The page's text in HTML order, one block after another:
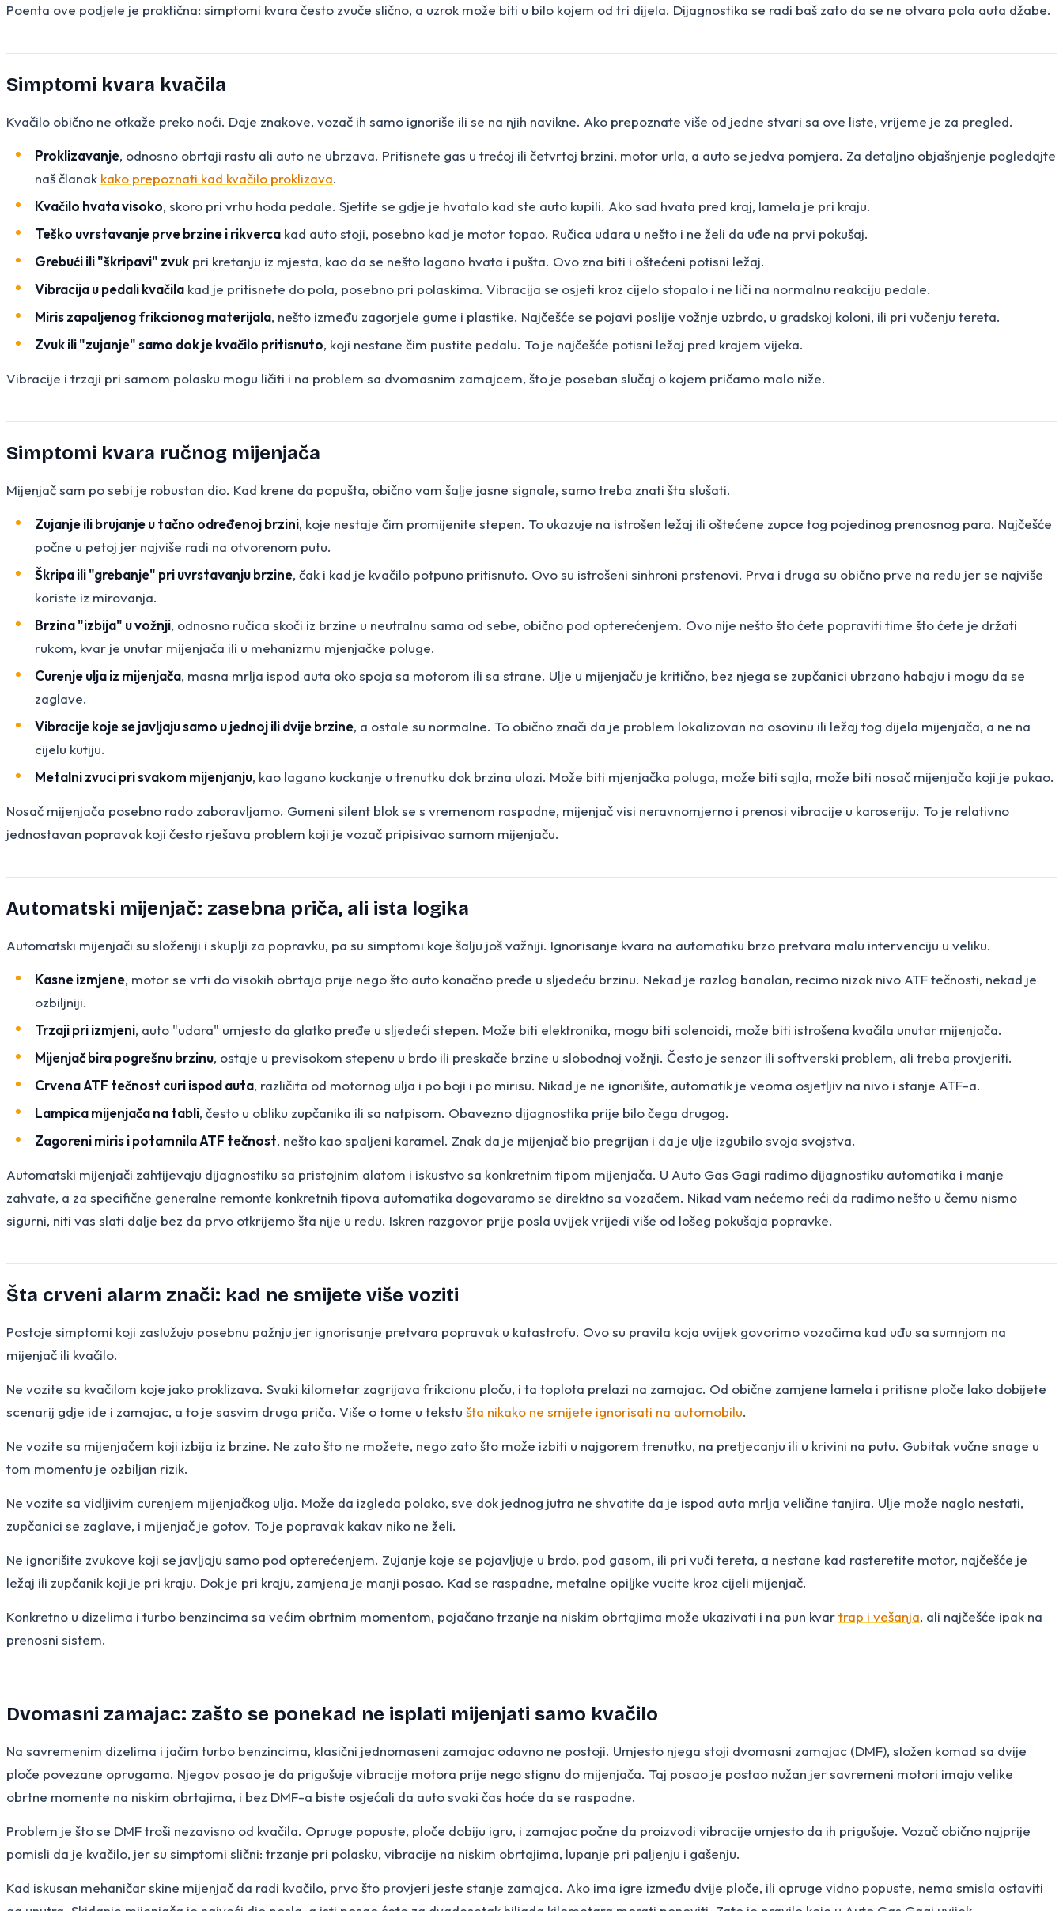
Poenta ove podjele je praktična: simptomi kvara često zvuče slično, a uzrok može biti u bilo kojem od tri dijela. Dijagnostika se radi baš zato da se ne otvara pola auta džabe.
Simptomi kvara kvačila
Kvačilo obično ne otkaže preko noći. Daje znakove, vozač ih samo ignoriše ili se na njih navikne. Ako prepoznate više od jedne stvari sa ove liste, vrijeme je za pregled.
Proklizavanje, odnosno obrtaji rastu ali auto ne ubrzava. Pritisnete gas u trećoj ili četvrtoj brzini, motor urla, a auto se jedva pomjera. Za detaljno objašnjenje pogledajte
naš članak kako prepoznati kad kvačilo proklizava.
Kvačilo hvata visoko, skoro pri vrhu hoda pedale. Sjetite se gdje je hvatalo kad ste auto kupili. Ako sad hvata pred kraj, lamela je pri kraju.
Teško uvrstavanje prve brzine i rikverca kad auto stoji, posebno kad je motor topao. Ručica udara u nešto i ne želi da uđe na prvi pokušaj.
Grebući ili "škripavi" zvuk pri kretanju iz mjesta, kao da se nešto lagano hvata i pušta. Ovo zna biti i oštećeni potisni ležaj.
Vibracija u pedali kvačila kad je pritisnete do pola, posebno pri polaskima. Vibracija se osjeti kroz cijelo stopalo i ne liči na normalnu reakciju pedale.
Miris zapaljenog frikcionog materijala, nešto između zagorjele gume i plastike. Najčešće se pojavi poslije vožnje uzbrdo, u gradskoj koloni, ili pri vučenju tereta.
Zvuk ili "zujanje" samo dok je kvačilo pritisnuto, koji nestane čim pustite pedalu. To je najčešće potisni ležaj pred krajem vijeka.
Vibracije i trzaji pri samom polasku mogu ličiti i na problem sa dvomasnim zamajcem, što je poseban slučaj o kojem pričamo malo niže.
Simptomi kvara ručnog mijenjača
Mijenjač sam po sebi je robustan dio. Kad krene da popušta, obično vam šalje jasne signale, samo treba znati šta slušati.
Zujanje ili brujanje u tačno određenoj brzini, koje nestaje čim promijenite stepen. To ukazuje na istrošen ležaj ili oštećene zupce tog pojedinog prenosnog para. Najčešće
počne u petoj jer najviše radi na otvorenom putu.
Škripa ili "grebanje" pri uvrstavanju brzine, čak i kad je kvačilo potpuno pritisnuto. Ovo su istrošeni sinhroni prstenovi. Prva i druga su obično prve na redu jer se najviše
koriste iz mirovanja.
Brzina "izbija" u vožnji, odnosno ručica skoči iz brzine u neutralnu sama od sebe, obično pod opterećenjem. Ovo nije nešto što ćete popraviti time što ćete je držati
rukom, kvar je unutar mijenjača ili u mehanizmu mjenjačke poluge.
Curenje ulja iz mijenjača, masna mrlja ispod auta oko spoja sa motorom ili sa strane. Ulje u mijenjaču je kritično, bez njega se zupčanici ubrzano habaju i mogu da se
zaglave.
Vibracije koje se javljaju samo u jednoj ili dvije brzine, a ostale su normalne. To obično znači da je problem lokalizovan na osovinu ili ležaj tog dijela mijenjača, a ne na
cijelu kutiju.
Metalni zvuci pri svakom mijenjanju, kao lagano kuckanje u trenutku dok brzina ulazi. Može biti mjenjačka poluga, može biti sajla, može biti nosač mijenjača koji je pukao.
Nosač mijenjača posebno rado zaboravljamo. Gumeni silent blok se s vremenom raspadne, mijenjač visi neravnomjerno i prenosi vibracije u karoseriju. To je relativno
jednostavan popravak koji često rješava problem koji je vozač pripisivao samom mijenjaču.
Automatski mijenjač: zasebna priča, ali ista logika
Automatski mijenjači su složeniji i skuplji za popravku, pa su simptomi koje šalju još važniji. Ignorisanje kvara na automatiku brzo pretvara malu intervenciju u veliku.
Kasne izmjene, motor se vrti do visokih obrtaja prije nego što auto konačno pređe u sljedeću brzinu. Nekad je razlog banalan, recimo nizak nivo ATF tečnosti, nekad je
ozbiljniji.
Trzaji pri izmjeni, auto "udara" umjesto da glatko pređe u sljedeći stepen. Može biti elektronika, mogu biti solenoidi, može biti istrošena kvačila unutar mijenjača.
Mijenjač bira pogrešnu brzinu, ostaje u previsokom stepenu u brdo ili preskače brzine u slobodnoj vožnji. Često je senzor ili softverski problem, ali treba provjeriti.
Crvena ATF tečnost curi ispod auta, različita od motornog ulja i po boji i po mirisu. Nikad je ne ignorišite, automatik je veoma osjetljiv na nivo i stanje ATF-a.
Lampica mijenjača na tabli, često u obliku zupčanika ili sa natpisom. Obavezno dijagnostika prije bilo čega drugog.
Zagoreni miris i potamnila ATF tečnost, nešto kao spaljeni karamel. Znak da je mijenjač bio pregrijan i da je ulje izgubilo svoja svojstva.
Automatski mijenjači zahtijevaju dijagnostiku sa pristojnim alatom i iskustvo sa konkretnim tipom mijenjača. U Auto Gas Gagi radimo dijagnostiku automatika i manje
zahvate, a za specifične generalne remonte konkretnih tipova automatika dogovaramo se direktno sa vozačem. Nikad vam nećemo reći da radimo nešto u čemu nismo
sigurni, niti vas slati dalje bez da prvo otkrijemo šta nije u redu. Iskren razgovor prije posla uvijek vrijedi više od lošeg pokušaja popravke.
Šta crveni alarm znači: kad ne smijete više voziti
Postoje simptomi koji zaslužuju posebnu pažnju jer ignorisanje pretvara popravak u katastrofu. Ovo su pravila koja uvijek govorimo vozačima kad uđu sa sumnjom na
mijenjač ili kvačilo.
Ne vozite sa kvačilom koje jako proklizava. Svaki kilometar zagrijava frikcionu ploču, i ta toplota prelazi na zamajac. Od obične zamjene lamela i pritisne ploče lako dobijete
scenarij gdje ide i zamajac, a to je sasvim druga priča. Više o tome u tekstu šta nikako ne smijete ignorisati na automobilu.
Ne vozite sa mijenjačem koji izbija iz brzine. Ne zato što ne možete, nego zato što može izbiti u najgorem trenutku, na pretjecanju ili u krivini na putu. Gubitak vučne snage u
tom momentu je ozbiljan rizik.
Ne vozite sa vidljivim curenjem mijenjačkog ulja. Može da izgleda polako, sve dok jednog jutra ne shvatite da je ispod auta mrlja veličine tanjira. Ulje može naglo nestati,
zupčanici se zaglave, i mijenjač je gotov. To je popravak kakav niko ne želi.
Ne ignorišite zvukove koji se javljaju samo pod opterećenjem. Zujanje koje se pojavljuje u brdo, pod gasom, ili pri vuči tereta, a nestane kad rasteretite motor, najčešće je
ležaj ili zupčanik koji je pri kraju. Dok je pri kraju, zamjena je manji posao. Kad se raspadne, metalne opiljke vucite kroz cijeli mijenjač.
Konkretno u dizelima i turbo benzincima sa većim obrtnim momentom, pojačano trzanje na niskim obrtajima može ukazivati i na pun kvartrap i vešanja, ali najčešće ipak na
prenosni sistem.
Dvomasni zamajac: zašto se ponekad ne isplati mijenjati samo kvačilo
Na savremenim dizelima i jačim turbo benzincima, klasični jednomaseni zamajac odavno ne postoji. Umjesto njega stoji dvomasni zamajac (DMF), složen komad sa dvije
ploče povezane oprugama. Njegov posao je da prigušuje vibracije motora prije nego stignu do mijenjača. Taj posao je postao nužan jer savremeni motori imaju velike
obrtne momente na niskim obrtajima, i bez DMF-a biste osjećali da auto svaki čas hoće da se raspadne.
Problem je što se DMF troši nezavisno od kvačila. Opruge popuste, ploče dobiju igru, i zamajac počne da proizvodi vibracije umjesto da ih prigušuje. Vozač obično najprije
pomisli da je kvačilo, jer su simptomi slični: trzanje pri polasku, vibracije na niskim obrtajima, lupanje pri paljenju i gašenju.
Kad iskusan mehaničar skine mijenjač da radi kvačilo, prvo što provjeri jeste stanje zamajca. Ako ima igre između dvije ploče, ili opruge vidno popuste, nema smisla ostaviti